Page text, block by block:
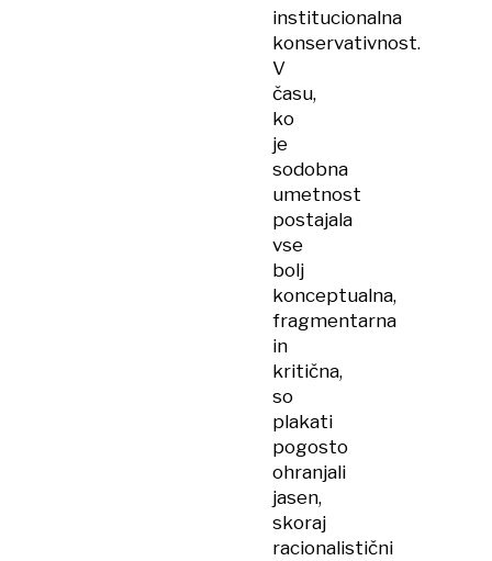
institucionalna
konservativnost.
V
času,
ko
je
sodobna
umetnost
postajala
vse
bolj
konceptualna,
fragmentarna
in
kritična,
so
plakati
pogosto
ohranjali
jasen,
skoraj
racionalistični